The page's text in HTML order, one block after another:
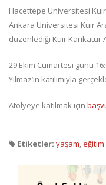
Hacettepe Üniversitesi
Ankara Üniversitesi Kuir
düzenlediği Kuir Karikatür
29 Ekim Cumartesi günü
Yılmaz’ın katılımıyla
Atölyeye katılmak için
Etiketler: yaşam,eğitim